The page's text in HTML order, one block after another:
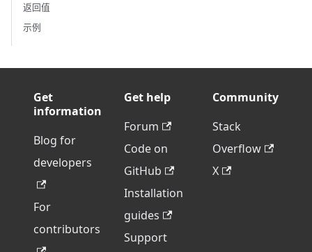
返回值
示例
Get
information
Blog for
developers
For
contributors
Get help
Forum
Code on
GitHub
Installation
guides
Support
Community
Stack
Overflow
X